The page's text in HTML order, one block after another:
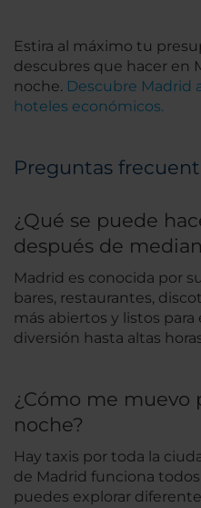
Estira al máximo tu
descubres que hacer en
noche. Descubre Madrid
hoteles económicos.
Preguntas
¿Qué se puede
después de
Madrid es conocida por
bares, restaurantes,
más abiertos y listos
diversión hasta altas
¿Cómo me muevo
noche?
Hay taxis por toda la
de Madrid funciona
puedes explorar